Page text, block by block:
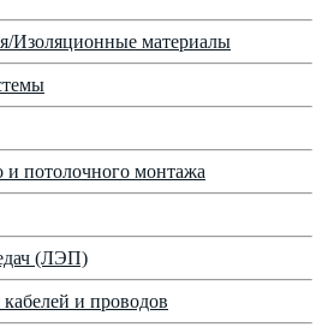
Изоляционные материалы
и потолочного монтажа
(ЛЭП)
и проводов